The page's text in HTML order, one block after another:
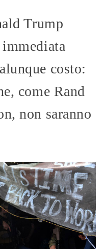
Trump
costo:
come Rand
non saranno